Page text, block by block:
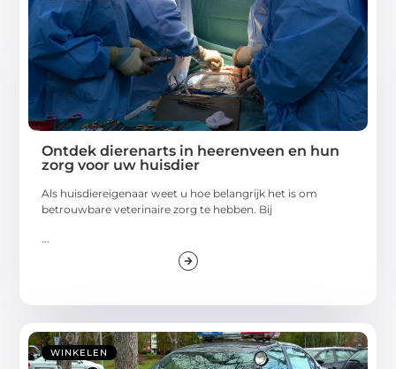
Ontdek dierenarts in heerenveen en hun
zorg voor uw huisdier
Als huisdiereigenaar weet u hoe belangrijk het is om
betrouwbare veterinaire zorg te hebben. Bij
WINKELEN